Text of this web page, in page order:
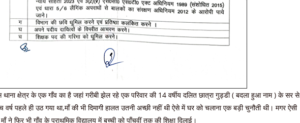
थाना क्षेत्र के एक गाँव का है जहां गरीबी झेल रहे एक परिवार की 14 वर्षीय दलित छात्रा गुड्डी ( बदला हुआ नाम ) के सर से
पहले ही उठ गया था,माँ की भी दिमागी हालत उतनी अच्छी नहीं थी ऐसे में घर को चलाना एक बड़ी चुनौती थी। मगर ऐसी
ने फिर भी गाँव के प्राथमिक विद्यालय में बच्ची को पाँचवीं तक की शिक्षा दिलाई।